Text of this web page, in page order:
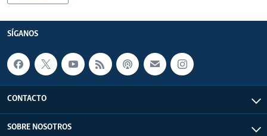
SÍGANOS
CONTACTO
SOBRE NOSOTROS